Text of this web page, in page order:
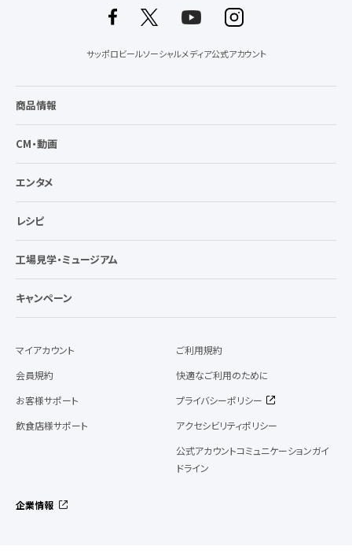
サッポロビールソーシャルメディア公式アカウント
商品情報
CM・動画
エンタメ
レシピ
工場見学・ミュージアム
キャンペーン
マイアカウント
会員規約
お客様サポート
飲食店様サポート
ご利用規約
快適なご利用のために
プライバシーポリシー
アクセシビリティポリシー
公式アカウントコミュニケーションガイ
ドライン
企業情報